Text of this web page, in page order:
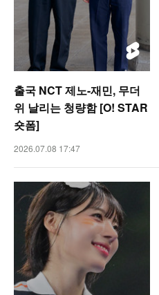
출국 NCT 제노-재민, 무더
위 날리는 청량함 [O! STAR
숏폼]
2026.07.08 17:47